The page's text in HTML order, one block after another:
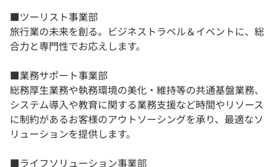
■ツーリスト事業部
旅行業の未来を創る。ビジネストラベル＆イベントに、総
合力と専門性でお応えします。
■業務サポート事業部
総務厚生業務や執務環境の美化・維持等の共通基盤業務、
システム導入や教育に関する業務支援など時間やリソース
に制約があるお客様のアウトソーシングを承り、最適なソ
リューションを提供します。
■ライフソリューション事業部